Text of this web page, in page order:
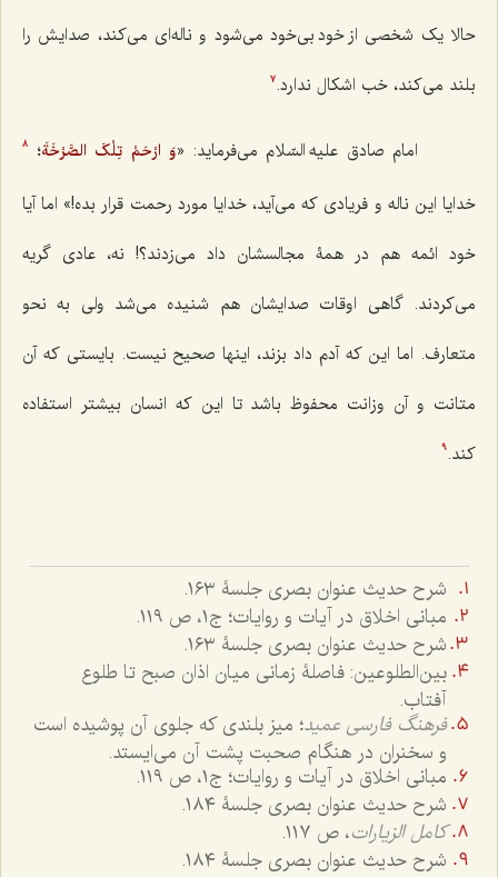
حالا یک شخصی از خود بی‌خود می‌شود و ناله‌ای می‌کند، صدایش را
بلند می‌کند، خب اشکال ندارد.7
امام صادق علیه السّلام می‌فرماید: «وَ ارْحَمْ تِلْکَ الصَّرْخَةَ؛ 8
خدایا این ناله و فریادی که می‌آید، خدایا مورد رحمت قرار بده!» اما آیا
خود ائمه هم در همۀ مجالسشان داد می‌زدند؟! نه، عادی گریه
می‌کردند. گاهی اوقات صدایشان هم شنیده می‌شد ولی به نحو
متعارف. اما این که آدم داد بزند، اینها صحیح نیست. بایستی که آن
متانت و آن وزانت محفوظ باشد تا این که انسان بیشتر استفاده
کند.9
شرح حدیث عنوان بصری جلسۀ ١٦٣.
مبانی اخلاق در آیات و روایات؛ ج۱، ص ١١٩.
شرح حدیث عنوان بصری جلسۀ ١٦٣.
بین‌الطلوعین: فاصلۀ زمانی میان اذان صبح تا طلوع
آفتاب.
فرهنگ فارسی عمید؛ میز بلندی که جلوی آن پوشیده است
و سخنران در هنگام صحبت پشت آن می‌ایستد.
مبانی اخلاق در آیات و روایات؛ ج۱، ص ١١٩.
شرح حدیث عنوان بصری جلسۀ ١٨٤.
کامل الزیارات، ص ١١٧.
شرح حدیث عنوان بصری جلسۀ ١٨٤.